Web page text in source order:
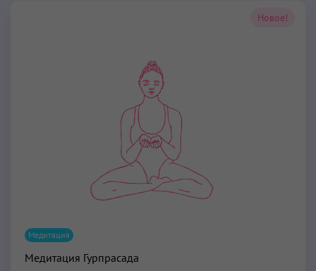
Новое!
Медитация
Медитация Гурпрасада